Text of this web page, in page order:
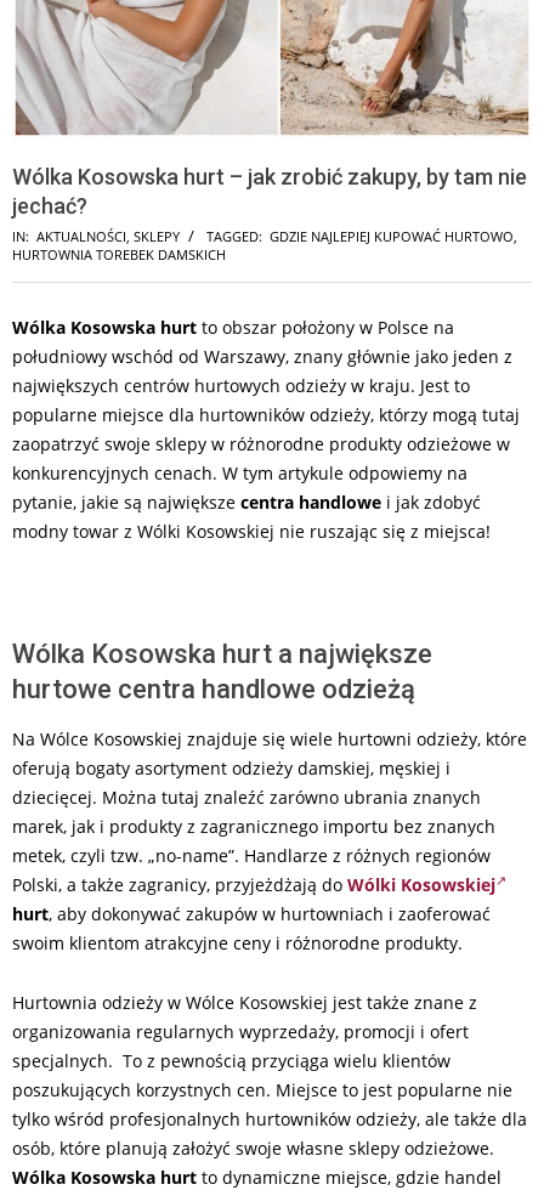
Wólka Kosowska hurt – jak zrobić zakupy, by tam nie
jechać?
IN: AKTUALNOŚCI, SKLEPY TAGGED: GDZIE NAJLEPIEJ KUPOWAĆ HURTOWO,
HURTOWNIA TOREBEK DAMSKICH
Wólka Kosowska hurt to obszar położony w Polsce na
południowy wschód od Warszawy, znany głównie jako jeden z
największych centrów hurtowych odzieży w kraju. Jest to
popularne miejsce dla hurtowników odzieży, którzy mogą tutaj
zaopatrzyć swoje sklepy w różnorodne produkty odzieżowe w
konkurencyjnych cenach. W tym artykule odpowiemy na
pytanie, jakie są największe centra handlowe i jak zdobyć
modny towar z Wólki Kosowskiej nie ruszając się z miejsca!
Wólka Kosowska hurt a największe
hurtowe centra handlowe odzieżą
Na Wólce Kosowskiej znajduje się wiele hurtowni odzieży, które
oferują bogaty asortyment odzieży damskiej, męskiej i
dziecięcej. Można tutaj znaleźć zarówno ubrania znanych
marek, jak i produkty z zagranicznego importu bez znanych
metek, czyli tzw. „no-name”. Handlarze z różnych regionów
Polski, a także zagranicy, przyjeżdżają do Wólki Kosowskiej
hurt, aby dokonywać zakupów w hurtowniach i zaoferować
swoim klientom atrakcyjne ceny i różnorodne produkty.
Hurtownia odzieży w Wólce Kosowskiej jest także znane z
organizowania regularnych wyprzedaży, promocji i ofert
specjalnych. To z pewnością przyciąga wielu klientów
poszukujących korzystnych cen. Miejsce to jest popularne nie
tylko wśród profesjonalnych hurtowników odzieży, ale także dla
osób, które planują założyć swoje własne sklepy odzieżowe.
Wólka Kosowska hurt to dynamiczne miejsce, gdzie handel